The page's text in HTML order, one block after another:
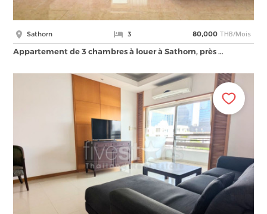
Sathorn 3 80,000 THB/Mois
Appartement de 3 chambres à louer à Sathorn, près …